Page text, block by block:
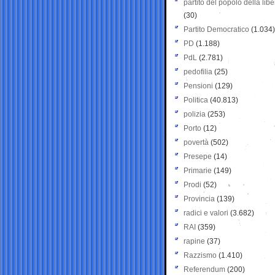
partito del popolo della
(30)
Partito Democratico (1.034)
PD (1.188)
PdL (2.781)
pedofilia (25)
Pensioni (129)
Politica (40.813)
polizia (253)
Porto (12)
povertà (502)
Presepe (14)
Primarie (149)
Prodi (52)
Provincia (139)
radici e valori (3.682)
RAI (359)
rapine (37)
Razzismo (1.410)
Referendum (200)